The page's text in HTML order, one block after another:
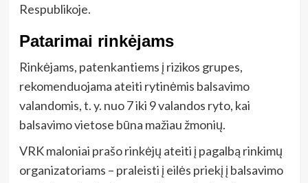
Respublikoje.
Patarimai rinkėjams
Rinkėjams, patenkantiems į rizikos grupes,
rekomenduojama ateiti rytinėmis balsavimo
valandomis, t. y. nuo 7 iki 9 valandos ryto, kai
balsavimo vietose būna mažiau žmonių.
VRK maloniai prašo rinkėjų ateiti į pagalbą rinkimų
organizatoriams – praleisti į eilės priekį į balsavimo